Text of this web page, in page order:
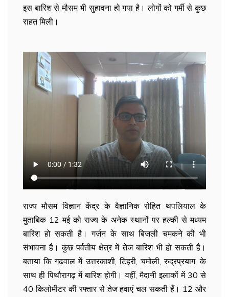
इस बारिश से मौसम भी सुहावना हो गया है। लोगों को गर्मी से कुछ
राहत मिली।
राज्य मौसम विज्ञान केंद्र के वैज्ञानिक रोहित थपलियाल के
मुताबिक 12 मई को राज्य के अनेक स्थानों पर हल्की से मध्यम
बारिश हो सकती है। गर्जन के साथ बिजली चमकने की भी
संभावना है। कुछ पर्वतीय क्षेत्र में तेज बारिश भी हो सकती है।
बताया कि गढ़वाल में उत्तरकाशी, टिहरी, चमोली, रुद्रप्रयाग, के
साथ ही पिथौरागढ़ में बारिश होगी। वहीं, मैदानी इलाकों में 30 से
40 किलोमीटर की रफ्तार से तेज हवाएं चल सकती हैं। 12 और